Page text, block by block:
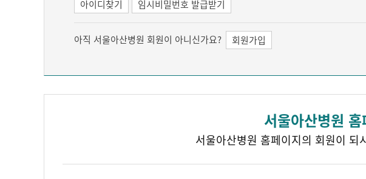
아이디찾기 임시비밀번호 발급받기
아직 서울아산병원 회원이 아니신가요? 회원가입
서울아산병원
서울아산병원 홈페이지의 회원이 되